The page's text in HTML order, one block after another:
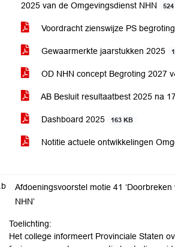
2025 van de Omgevingsdienst NHN
Voordracht zienswijze PS
Gewaarmerkte jaarstukken 2025
OD NHN concept Begroting 2027
AB Besluit resultaatbest 2025 na
Dashboard 2025 163 KB
Notitie actuele ontwikkelingen
Afdoeningsvoorstel motie 41
NHN’
Toelichting:
Het college informeert Provinciale Staten